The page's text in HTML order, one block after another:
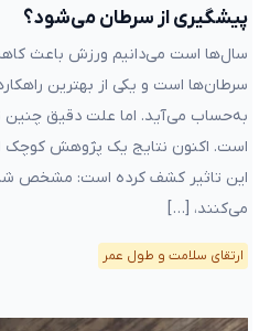
پیشگیری از سرطان می‌شود؟
سال‌ها است می‌دانیم ورزش باعث کاهش
سرطان‌ها است و یکی از بهترین
به‌حساب می‌آید. اما علت دقیق چنین
است. اکنون نتایج یک پژوهش کوچک
این تاثیر کشف کرده است: مشخص
می‌کنند، […]
ارتقای سلامت و طول عمر